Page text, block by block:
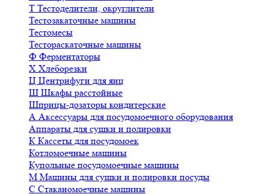
Т Тестоделители, округлители
Тестозакаточные машины
Тестомесы
Тестораскаточные машины
Ф Ферментаторы
Х Хлеборезки
Ц Центрифуги для яиц
Ш Шкафы расстойные
Шприцы-дозаторы кондитерские
А Аксессуары для посудомоечного оборудования
Аппараты для сушки и полировки
К Кассеты для посудомоек
Котломоечные машины
Купольные посудомоечные машины
М Машины для сушки и полировки посуды
С Стаканомоечные машины